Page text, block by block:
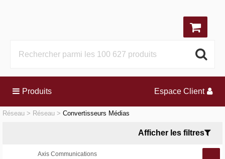
Produits Espace Client
Réseau Réseau Convertisseurs Médias
Afficher les filtres
Axis Communications